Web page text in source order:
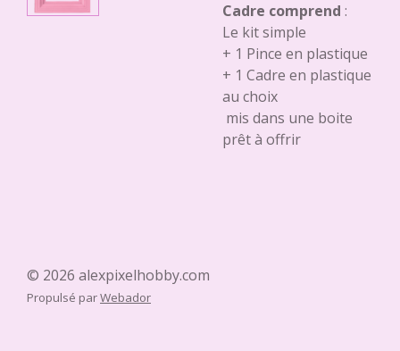
Cadre comprend :
Le kit simple
+ 1 Pince en plastique
+ 1 Cadre en plastique
au choix
mis dans une boite
prêt à offrir
© 2026 alexpixelhobby.com
Propulsé parWebador